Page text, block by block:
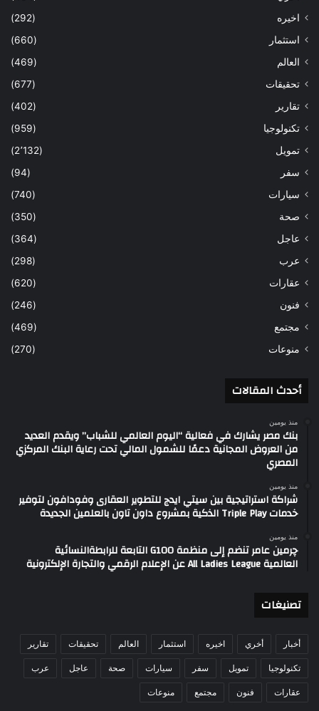
اخيره
(292)
استثمار
(660)
العالم
(469)
تحقيقات
(677)
تقارير
(402)
تكنولوجيا
(959)
تمويل
(2٬132)
سفر
(94)
سيارات
(740)
صحة
(350)
عاجل
(364)
عرب
(298)
عقارات
(620)
فنون
(246)
مجتمع
(469)
منوعات
(270)
أحدث المقالات
منذ يومين
بنك مصر يشارك في فعالية “اليوم العالمي للشباب” ويقدم العديد
من العروض المجانية دعمًا للشمول المالي تحت رعاية البنك المركزي
المصري
منذ يومين
شراكة استراتيجية بين سيتي ايدج للتطوير العقارى وفودافون لتوفير
خدمات Triple Play الذكية بمشروع داون تاون بالعلمين الجديدة
منذ يومين
چرمين عامر تنضم إلى منظمة G100 التابعة للرابطةالنسائية
العالمية All Ladies League عن الإعلام الرقمي والتجارة الإلكترونية
تصنيغات
أخبار أخري اخيره استثمار العالم تحقيقات تقارير
تكنولوجيا تمويل سفر سيارات صحة عاجل عرب
عقارات فنون مجتمع منوعات